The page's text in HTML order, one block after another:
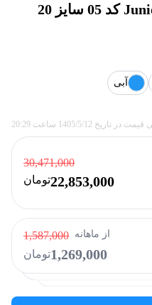
آبی
قیمت در تاریخ 1405/5/12 ساعت 20:29
30,471,000
22,853,000تومان
از ماهانه 1,587,000
1,269,000تومان
پرداخت کنید؟
الوپی
کارت رفاهی